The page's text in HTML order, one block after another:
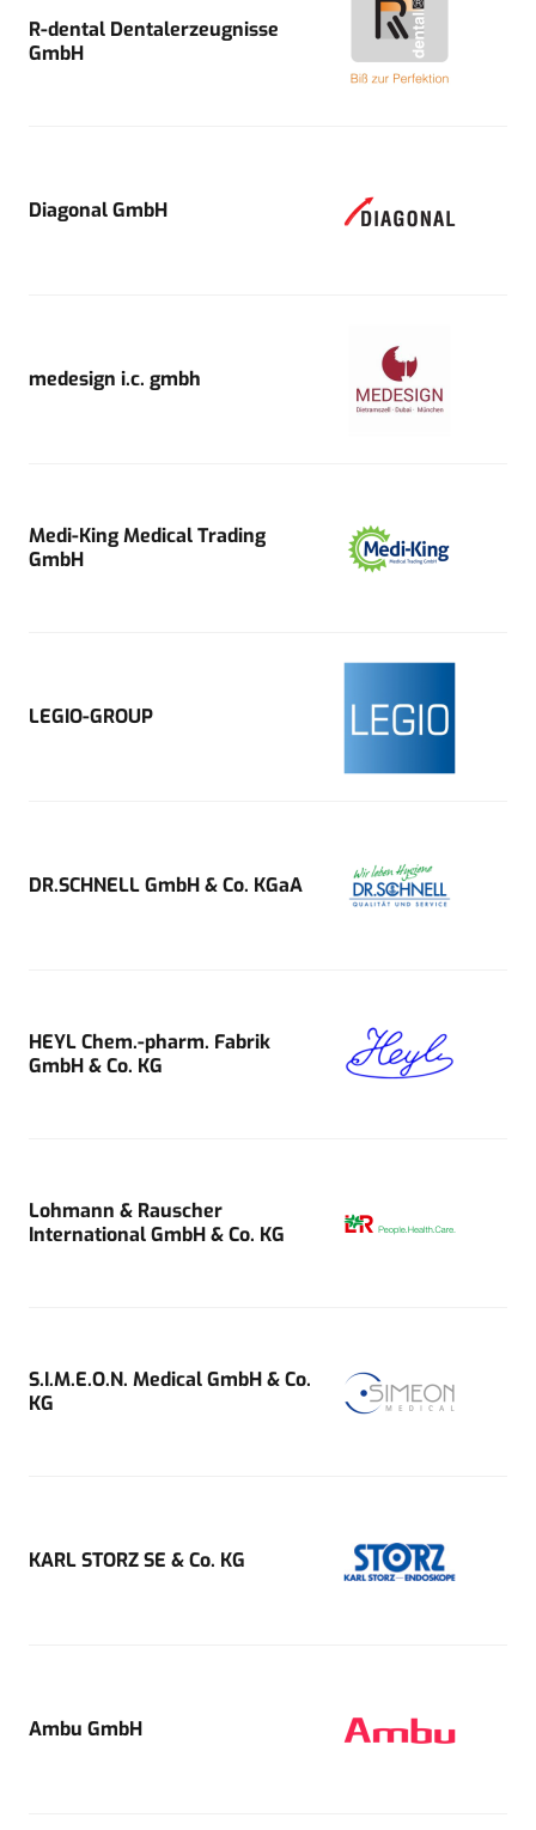
R-dental Dentalerzeugnisse
GmbH
Diagonal GmbH
medesign i.c. gmbh
Medi-King Medical Trading
GmbH
LEGIO-GROUP
DR.SCHNELL GmbH & Co. KGaA
HEYL Chem.-pharm. Fabrik
GmbH & Co. KG
Lohmann & Rauscher
International GmbH & Co. KG
S.I.M.E.O.N. Medical GmbH & Co.
KG
KARL STORZ SE & Co. KG
Ambu GmbH